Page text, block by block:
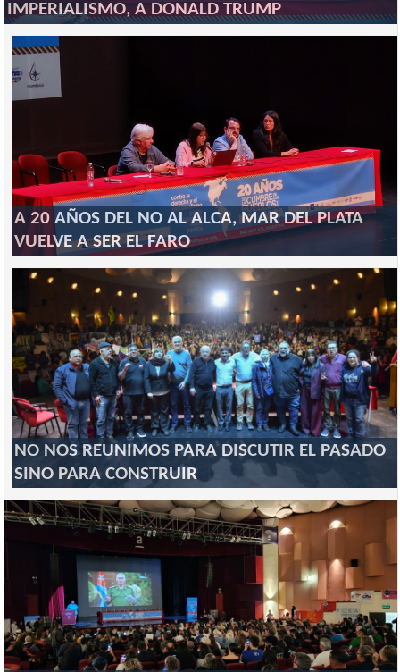
IMPERIALISMO, A DONALD TRUMP
A 20 AÑOS DEL NO AL ALCA, MAR DEL PLATA
VUELVE A SER EL FARO
NO NOS REUNIMOS PARA DISCUTIR EL PASADO
SINO PARA CONSTRUIR